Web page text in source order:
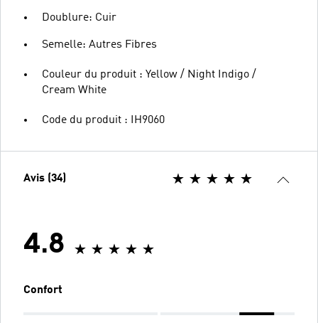
Doublure: Cuir
Semelle: Autres Fibres
Couleur du produit : Yellow / Night Indigo /
Cream White
Code du produit : IH9060
Avis (34)
4.8
Confort